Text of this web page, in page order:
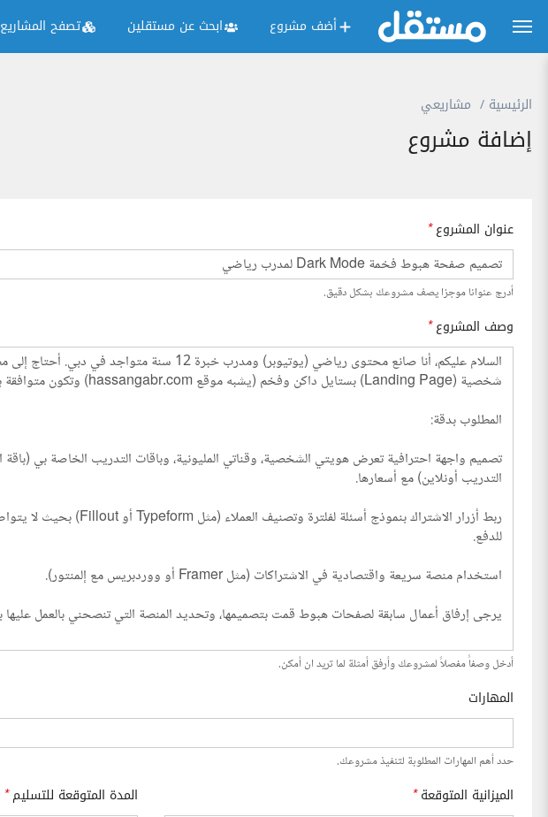
أضف مشروع ابحث عن مستقلين تصفح المشاريع
الرئيسية مشاريعي
إضافة مشروع
عنوان المشروع*
أدرج عنوانا موجزا يصف مشروعك بشكل دقيق.
وصف المشروع*
أدخل وصفاً مفصلاً لمشروعك وأرفق أمثلة لما تريد ان أمكن.
المهارات
حدد أهم المهارات المطلوبة لتنفيذ مشروعك.
الميزانية المتوقعة*
المدة المتوقعة للتسليم*